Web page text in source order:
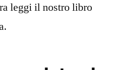
leggi il nostro libro